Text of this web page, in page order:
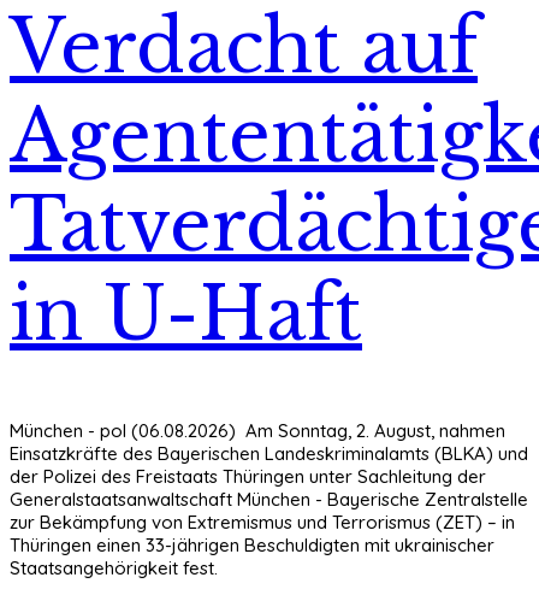
Verdacht auf
in U-Haft
München - pol (06.08.2026) Am Sonntag, 2. August, nahmen
Einsatzkräfte des Bayerischen Landeskriminalamts (BLKA) und
der Polizei des Freistaats Thüringen unter Sachleitung der
Generalstaatsanwaltschaft München - Bayerische Zentralstelle
zur Bekämpfung von Extremismus und Terrorismus (ZET) – in
Thüringen einen 33-jährigen Beschuldigten mit ukrainischer
Staatsangehörigkeit fest.